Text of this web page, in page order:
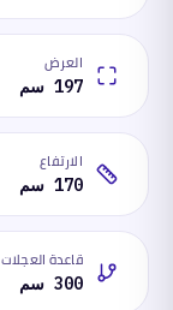
العرض
197 سم
الارتفاع
170 سم
قاعدة العجلات
300 سم